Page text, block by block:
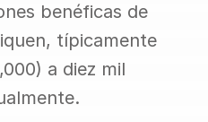
benéficas de
típicamente
a diez mil